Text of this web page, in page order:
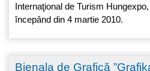
Internaţional de Turism
începând din 4 martie 2010.
Bienala de Grafică